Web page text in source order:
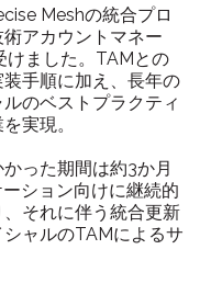
Meshの統合プロ
アカウントマネー
けました。TAMとの
手順に加え、長年の
のベストプラクティ
実現。
った期間は約3か月
ション向けに継続的
それに伴う統合更新
ャルのTAMによるサ